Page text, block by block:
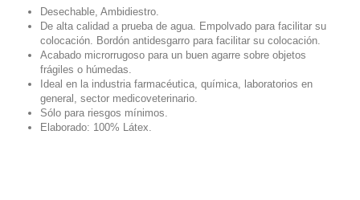
Desechable, Ambidiestro.
De alta calidad a prueba de agua. Empolvado para facilitar su
colocación. Bordón antidesgarro para facilitar su colocación.
Acabado microrrugoso para un buen agarre sobre objetos
frágiles o húmedas.
Ideal en la industria farmacéutica, química, laboratorios en
general, sector medicoveterinario.
Sólo para riesgos mínimos.
Elaborado: 100% Látex.